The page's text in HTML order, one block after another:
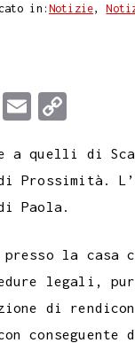
in: Notizie,
T
r
E
a
i
l
p
y
i
n
k
a quelli di
Paola.
la casa
legali,
di